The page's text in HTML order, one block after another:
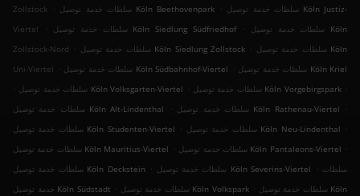
Zollstock . سلطات خدمة توصيل Köln Beethovenpark . سلطات خدمة توصيل Köln Justiz-
Viertel
. سلطات خدمة توصيل Köln Siedlung Südfriedhof .
سلطات خدمة توصيل Köln
Zollstock-Nord . سلطات خدمة توصيل Köln Siedlung Zollstock . سلطات خدمة توصيل Köln
Uni-Viertel . سلطات خدمة توصيل Köln Südbahnhof-Viertel .
سلطات خدمة توصيل Köln Kriel
.
سلطات خدمة توصيل Köln Volksgarten-Viertel . سلطات خدمة توصيل Köln Vorgebirgspark .
سلطات خدمة توصيل Köln Alt-Lindenthal
. سلطات خدمة توصيل Köln Rathenau-Viertel
.
سلطات خدمة توصيل Köln Studenten-Viertel . سلطات خدمة توصيل Köln Neu-Lindenthal .
سلطات خدمة توصيل Köln Mauritius-Viertel . سلطات خدمة توصيل Köln Pantaleons-Viertel .
سلطات خدمة توصيل Köln Deckstein . سلطات خدمة توصيل Köln Severins-Viertel . سلطات
خدمة توصيل Köln Südstadt . سلطات خدمة توصيل Köln Volkspark . سلطات خدمة توصيل Köln